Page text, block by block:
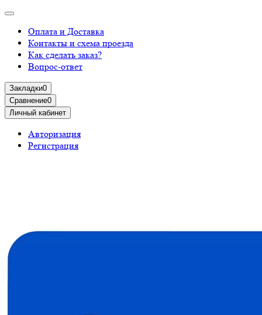
Оплата и Доставка
Контакты и схема проезда
Как сделать заказ?
Вопрос-ответ
Закладки0
Сравнение0
Личный кабинет
Авторизация
Регистрация